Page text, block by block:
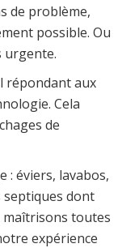
de problème,
possible. Ou
urgente.
répondant aux
Cela
de
: éviers, lavabos,
septiques dont
maîtrisons toutes
expérience